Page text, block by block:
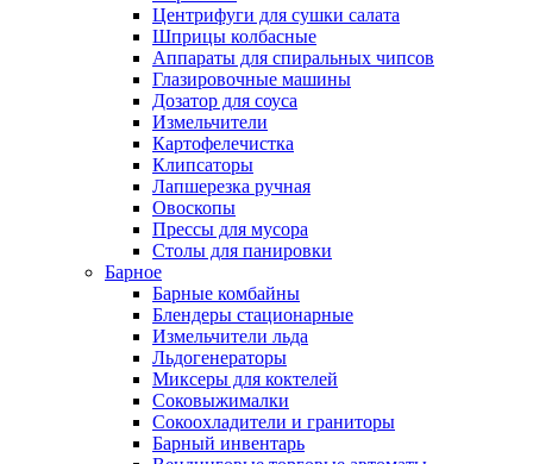
Центрифуги для сушки салата
Шприцы колбасные
Аппараты для спиральных чипсов
Глазировочные машины
Дозатор для соуса
Измельчители
Картофелечистка
Клипсаторы
Лапшерезка ручная
Овоскопы
Прессы для мусора
Столы для панировки
Барное
Барные комбайны
Блендеры стационарные
Измельчители льда
Льдогенераторы
Миксеры для коктелей
Соковыжималки
Сокоохладители и граниторы
Барный инвентарь